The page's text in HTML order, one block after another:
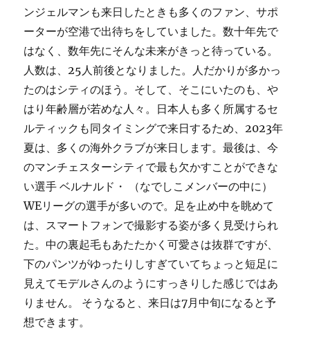
ンジェルマンも来日したときも多くのファン、サポ
ーターが空港で出待ちをしていました。数十年先で
はなく、数年先にそんな未来がきっと待っている。
人数は、25人前後となりました。人だかりが多かっ
たのはシティのほう。そして、そこにいたのも、や
はり年齢層が若めな人々。日本人も多く所属するセ
ルティックも同タイミングで来日するため、2023年
夏は、多くの海外クラブが来日します。最後は、今
のマンチェスターシティで最も欠かすことができな
い選手 ベルナルド・ （なでしこメンバーの中に）
WEリーグの選手が多いので。足を止め中を眺めて
は、スマートフォンで撮影する姿が多く見受けられ
た。中の裏起毛もあたたかく可愛さは抜群ですが、
下のパンツがゆったりしすぎていてちょっと短足に
見えてモデルさんのようにすっきりした感じではあ
りません。 そうなると、来日は7月中旬になると予
想できます。